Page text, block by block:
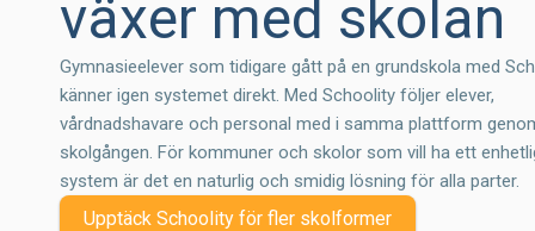
växer med skolan
Gymnasieelever som tidigare gått på en grundskola med
känner igen systemet direkt. Med Schoolity följer elever,
vårdnadshavare och personal med i samma plattform
skolgången. För kommuner och skolor som vill ha ett
system är det en naturlig och smidig lösning för alla parter.
Upptäck Schoolity för fler skolformer